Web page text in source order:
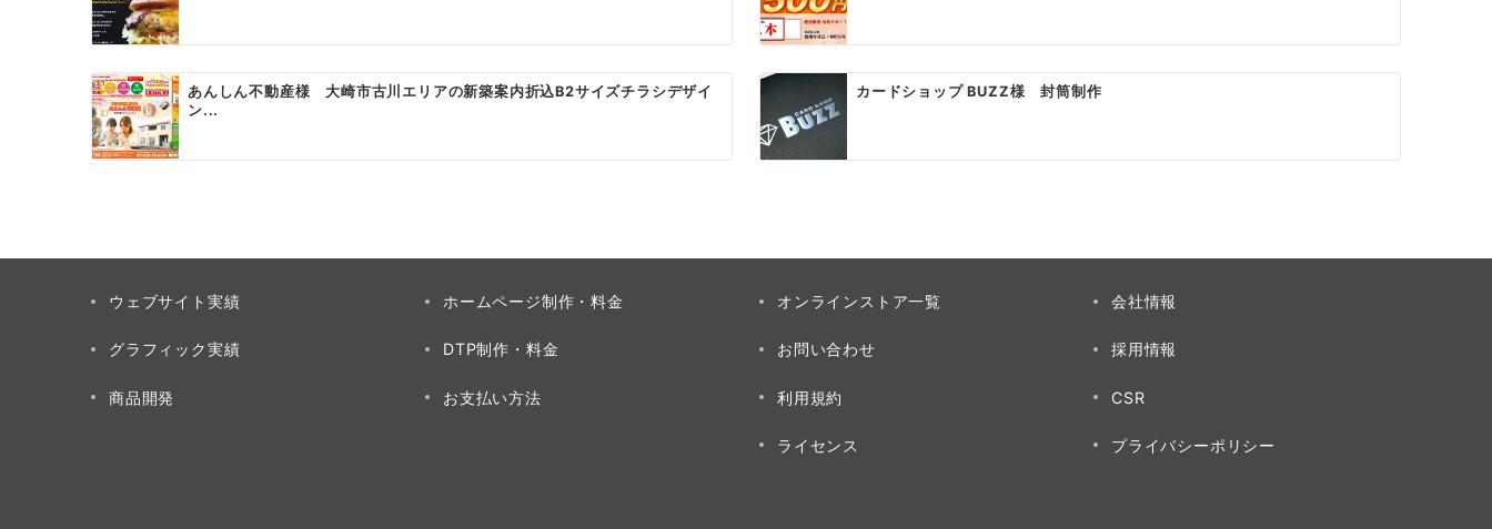
ョ
ン
あんしん不動産様 大崎市古川エリアの新築案内折込B2サイズチラシデザイ
ン...
カードショップ BUZZ様 封筒制作
ウェブサイト実績
グラフィック実績
商品開発
ホームページ制作・料金
DTP制作・料金
お支払い方法
オンラインストア一覧
お問い合わせ
利用規約
ライセンス
会社情報
採用情報
CSR
プライバシーポリシー